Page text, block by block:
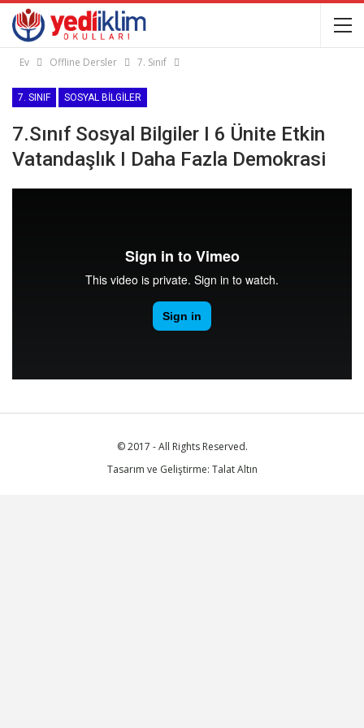
Ev Offline Dersler 7. Sınıf
7. SINIF SOSYAL BILGILER
7.Sınıf Sosyal Bilgiler I 6 Ünite Etkin
Vatandaşlık I Daha Fazla Demokrasi
© 2017 - All Rights Reserved.
Tasarım ve Geliştirme: Talat Altın